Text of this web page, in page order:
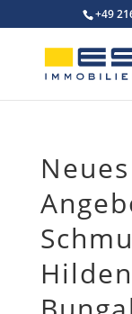
to
content
+49